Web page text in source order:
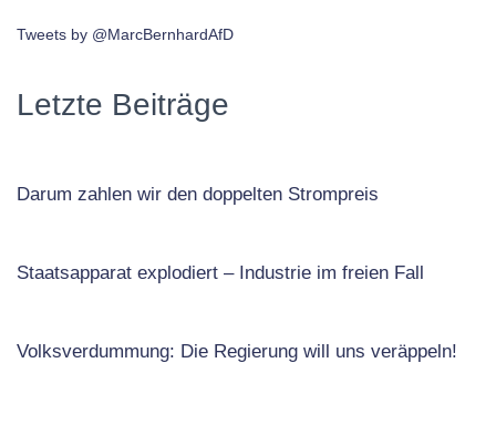
Tweets by @MarcBernhardAfD
Letzte Beiträge
Darum zahlen wir den doppelten Strompreis
Staatsapparat explodiert – Industrie im freien Fall
Volksverdummung: Die Regierung will uns veräppeln!